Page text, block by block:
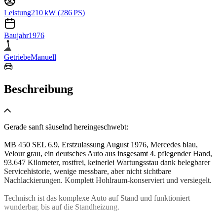
Leistung210 kW (286 PS)
Baujahr1976
GetriebeManuell
Beschreibung
Gerade sanft säuselnd hereingeschwebt:
MB 450 SEL 6.9, Erstzulassung August 1976, Mercedes blau,
Velour grau, ein deutsches Auto aus insgesamt 4. pflegender Hand,
93.647 Kilometer, rostfrei, keinerlei Wartungsstau dank belegbarer
Servicehistorie, wenige messbare, aber nicht sichtbare
Nachlackierungen. Komplett Hohlraum-konserviert und versiegelt.
Technisch ist das komplexe Auto auf Stand und funktioniert
wunderbar, bis auf die Standheizung.